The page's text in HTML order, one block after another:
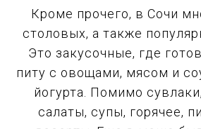
Кроме прочего, в Сочи
столовых, а также
Это закусочные, где
питу с овощами, мясом и
йогурта. Помимо
салаты, супы, горячее,